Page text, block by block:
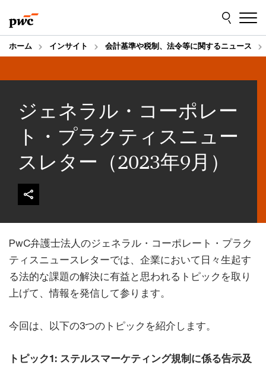
to
content
to
footer
ホーム インサイト 会計基準や税制、法令等に関するニュース
ジェネラル・コーポレー
ト・プラクティスニュー
スレター（2023年9月）
PwC弁護士法人のジェネラル・コーポレート・プラク
ティスニュースレターでは、企業において日々生起す
る法的な課題の解決に有益と思われるトピックを取り
上げて、情報を発信して参ります。
今回は、以下の3つのトピックを紹介します。
トピック1: ステルスマーケティング規制に係る告示及